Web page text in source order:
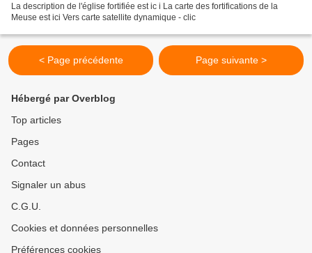
La description de l'église fortifiée est ic i La carte des fortifications de la
Meuse est ici Vers carte satellite dynamique - clic
< Page précédente Page suivante >
Hébergé par Overblog
Top articles
Pages
Contact
Signaler un abus
C.G.U.
Cookies et données personnelles
Préférences cookies